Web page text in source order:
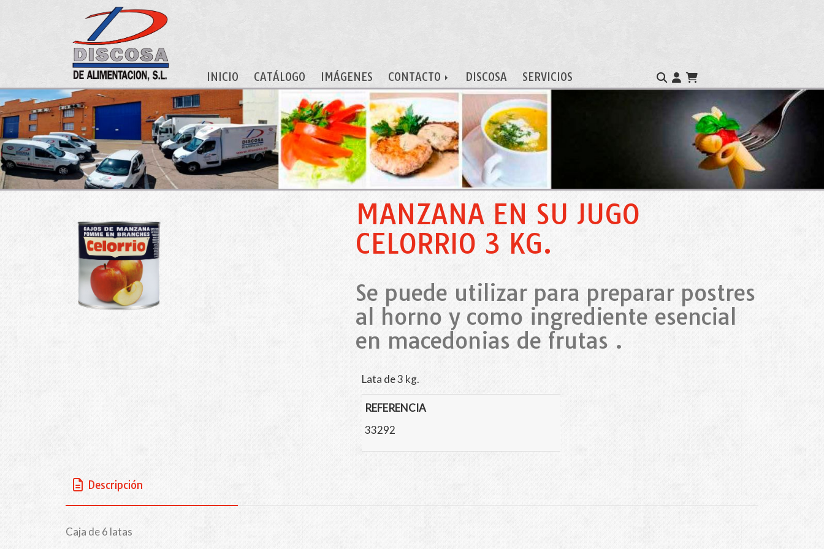
INICIO CATÁLOGO IMÁGENES CONTACTO DISCOSA SERVICIOS
MANZANA EN SU JUGO
CELORRIO 3 KG.
Se puede utilizar para preparar postres
al horno y como ingrediente esencial
en macedonias de frutas .
Lata de 3 kg.
REFERENCIA
33292
Descripción
Caja de 6 latas